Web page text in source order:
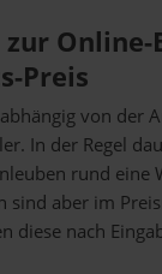
Preis
von der
In der Regel
rund eine
sind aber im
diese nach